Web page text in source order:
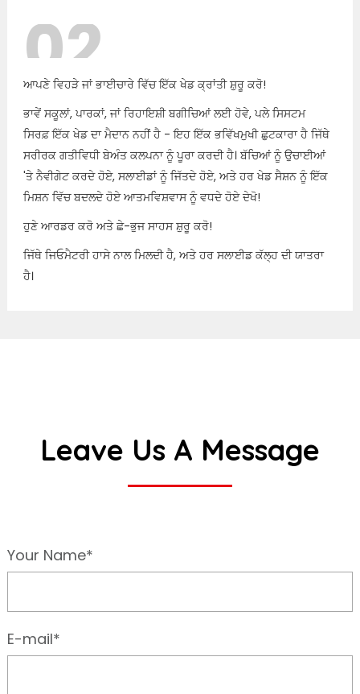
02
ਆਪਣੇ ਵਿਹੜੇ ਜਾਂ ਭਾਈਚਾਰੇ ਵਿੱਚ ਇੱਕ ਖੇਡ ਕ੍ਰਾਂਤੀ ਸ਼ੁਰੂ ਕਰੋ!
ਭਾਵੇਂ ਸਕੂਲਾਂ, ਪਾਰਕਾਂ, ਜਾਂ ਰਿਹਾਇਸ਼ੀ ਬਗੀਚਿਆਂ ਲਈ ਹੋਵੇ, ਪਲੇ ਸਿਸਟਮ
ਸਿਰਫ਼ ਇੱਕ ਖੇਡ ਦਾ ਮੈਦਾਨ ਨਹੀਂ ਹੈ - ਇਹ ਇੱਕ ਭਵਿੱਖਮੁਖੀ ਛੁਟਕਾਰਾ ਹੈ ਜਿੱਥੇ
ਸਰੀਰਕ ਗਤੀਵਿਧੀ ਬੇਅੰਤ ਕਲਪਨਾ ਨੂੰ ਪੂਰਾ ਕਰਦੀ ਹੈ। ਬੱਚਿਆਂ ਨੂੰ ਉਚਾਈਆਂ
'ਤੇ ਨੈਵੀਗੇਟ ਕਰਦੇ ਹੋਏ, ਸਲਾਈਡਾਂ ਨੂੰ ਜਿੱਤਦੇ ਹੋਏ, ਅਤੇ ਹਰ ਖੇਡ ਸੈਸ਼ਨ ਨੂੰ ਇੱਕ
ਮਿਸ਼ਨ ਵਿੱਚ ਬਦਲਦੇ ਹੋਏ ਆਤਮਵਿਸ਼ਵਾਸ ਨੂੰ ਵਧਦੇ ਹੋਏ ਦੇਖੋ!
ਹੁਣੇ ਆਰਡਰ ਕਰੋ ਅਤੇ ਛੇ-ਭੁਜ ਸਾਹਸ ਸ਼ੁਰੂ ਕਰੋ!
ਜਿੱਥੇ ਜਿਓਮੈਟਰੀ ਹਾਸੇ ਨਾਲ ਮਿਲਦੀ ਹੈ, ਅਤੇ ਹਰ ਸਲਾਈਡ ਕੱਲ੍ਹ ਦੀ ਯਾਤਰਾ
ਹੈ।
Leave Us A Message
Your Name*
E-mail*